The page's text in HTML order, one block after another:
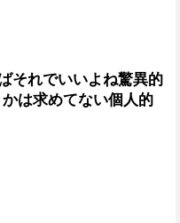
それでいいよね驚異的
は求めてない個人的